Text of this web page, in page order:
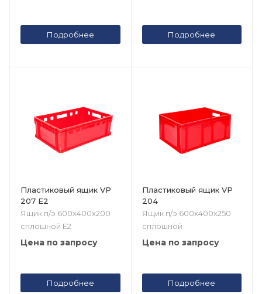
Подробнее Подробнее
Пластиковый ящик VP
207 Е2
Ящик п/э 600х400х200
сплошной Е2
Цена по запросу
Подробнее
Пластиковый ящик VP
204
Ящик п/э 600х400х250
сплошной
Цена по запросу
Подробнее